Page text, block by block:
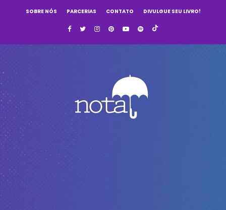
SOBRE NÓS PARCERIAS CONTATO DIVULGUE SEU LIVRO!